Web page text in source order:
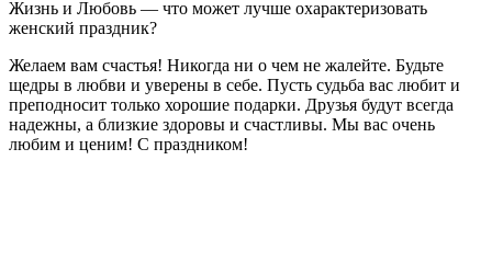
Жизнь и Любовь — что может лучше охарактеризовать
женский праздник?
Желаем вам счастья! Никогда ни о чем не жалейте. Будьте
щедры в любви и уверены в себе. Пусть судьба вас любит и
преподносит только хорошие подарки. Друзья будут всегда
надежны, а близкие здоровы и счастливы. Мы вас очень
любим и ценим! С праздником!